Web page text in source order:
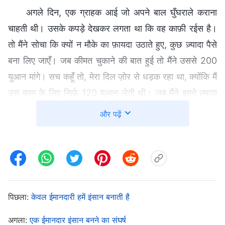
अगले दिन, एक ग्राहक आई जो अपने बाल घुँघराले कराना
चाहती थी। उसके कपड़े देखकर लगता था कि वह काफ़ी रईस है।
तो मैंने सोचा कि क्यों न मौके का फ़ायदा उठाते हुए, कुछ ज़्यादा पैसे
बना लिए जाएँ। जब कीमत चुकाने की बात हुई तो मैंने उससे 200
युआन मांगे। सच कहूँ तो, मेरा दिल ज़ोर से धड़क रहा था, क्योंकि मैं
उस काम के लिए सिर्फ़ 120 युआन लेती थी। जब मैंने इतने ज़्यादा
पैसे माँगे, तब मुझे लगा कि शायद वह ज़्यादा पैसे माँगने का विरोध
सकी। उसने खुशी-खुशी पैसे मुझे दिए और मेरे काम की तारीफ़ भी
वह मेरे बारे में अपने परिवार और दोस्तों को भी बताएगी। उसके जाने
के बाद, काफ़ी देर तक मैं बहुत परेशान रही। उसने मुझ पर इतना
और पढ़ें
पिछला:केवल ईमानदारी हमें इंसान बनाती है
अगला:एक ईमानदार इंसान बनने का संघर्ष